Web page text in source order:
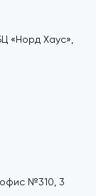
«Норд Хаус»,
№310, 3